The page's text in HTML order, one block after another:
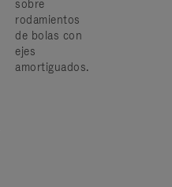
sobre
rodamientos
de bolas con
ejes
amortiguados.